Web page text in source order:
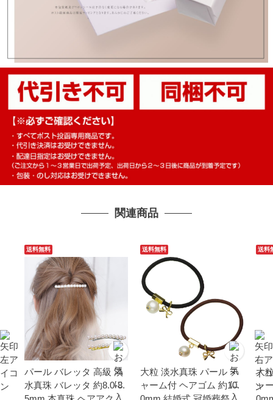
関連商品
送料無料
パール バレッタ 高級 淡
水真珠 バレッタ 約8.0-8.
送料無料
大粒 淡水真珠 パール チ
ャーム付 ヘアゴム 約10.
送料
大
ャ